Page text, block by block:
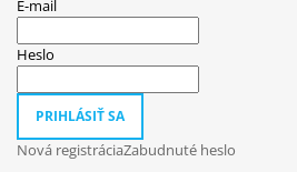
E-mail
Heslo
PRIHLÁSIŤ SA
Nová registráciaZabudnuté heslo